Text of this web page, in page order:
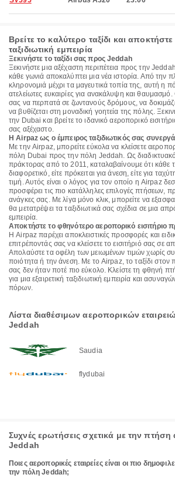
Βρείτε το καλύτερο ταξίδι και αποκτήστε
ταξιδιωτική εμπειρία
Ξεκινήστε το ταξίδι σας προς Jeddah
Ξεκινήστε μια αξέχαστη περιπέτεια προς την
κάθε γωνιά αποκαλύπτει μια νέα ιστορία. Από την
κληρονομιά μέχρι τα μαγευτικά τοπία της, αυτή η
ατελείωτες ευκαιρίες για ανακάλυψη και θαυμασμό.
σας να περπατά σε ζωντανούς δρόμους, να
να βυθίζεται στη μοναδική γοητεία της πόλης.
την Dubai και βρείτε το ιδανικό αεροπορικό
σας αξέχαστο.
Η Airpaz ως ο έμπειρος ταξιδιωτικός σας
Με την Airpaz, μπορείτε εύκολα να κλείσετε
πόλη Dubai προς την πόλη Jeddah. Ως
πράκτορας από το 2011, καταλαβαίνουμε ότι κάθε
διαφορετικό, είτε πρόκειται για άνεση, είτε για
τιμή. Αυτός είναι ο λόγος για τον οποίο η Airpaz
προσφέρει τις πιο κατάλληλες επιλογές πτήσεων,
ανάγκες σας. Με λίγα μόνο κλικ, μπορείτε να
θα μετατρέψει τα ταξιδιωτικά σας σχέδια σε μια
εμπειρία.
Αποκτήστε το φθηνότερο αεροπορικό εισιτήριο
Η Airpaz παρέχει αποκλειστικές προσφορές και
επιτρέποντάς σας να κλείσετε το εισιτήριό σας σε
Απολαύστε τα οφέλη των μειωμένων τιμών χωρίς
ποιότητα ή την άνεση. Με το Airpaz, το ταξίδι στον
σας δεν ήταν ποτέ πιο εύκολο. Κλείστε τη φθηνή
για μια εξαιρετική ταξιδιωτική εμπειρία και
πόρων.
Λίστα διαθέσιμων αεροπορικών
Jeddah
Saudia
flydubai
Συχνές ερωτήσεις σχετικά με την
Jeddah
Ποιες αεροπορικές εταιρείες είναι οι πιο
την πόλη Jeddah;